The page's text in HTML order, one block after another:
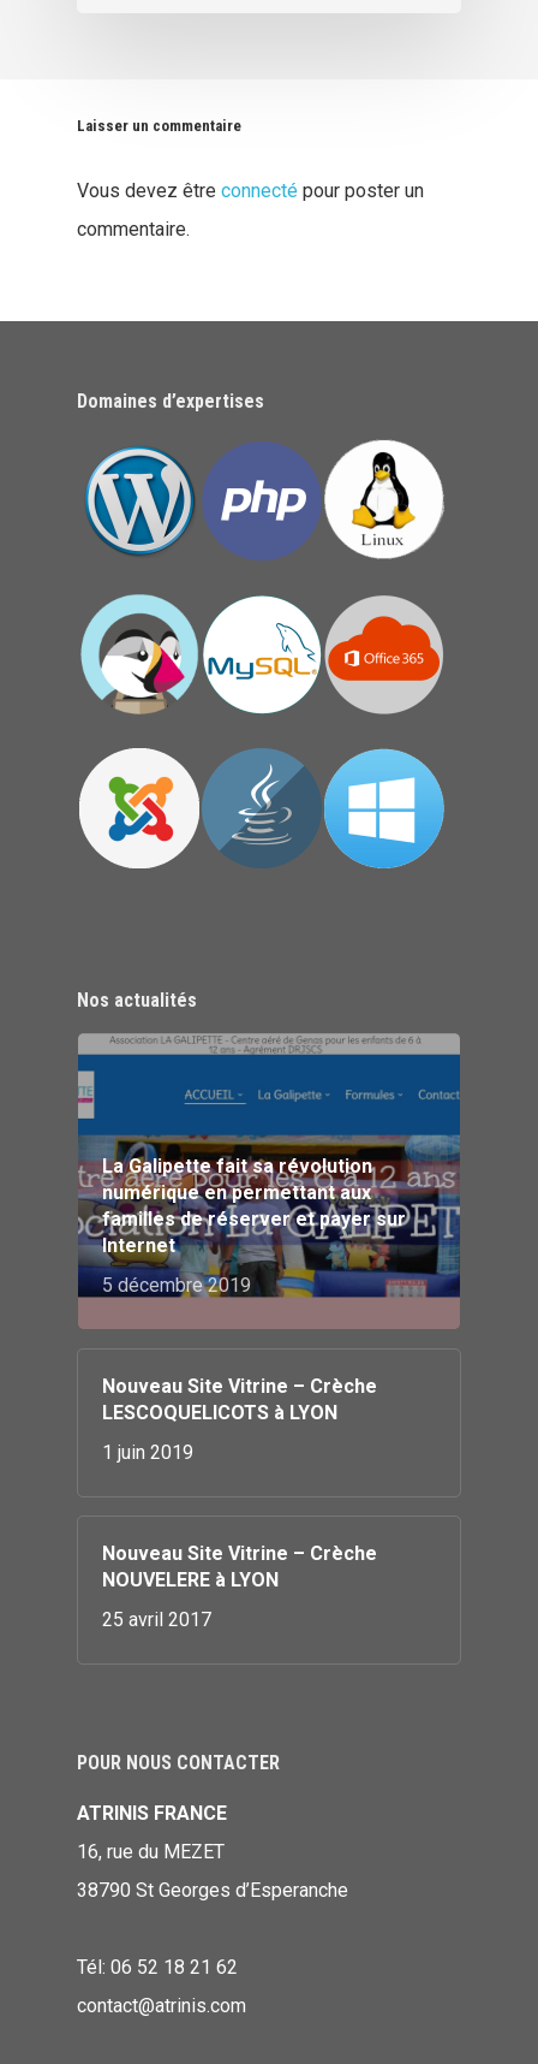
Laisser un commentaire
Vous devez être connecté pour poster un
commentaire.
Domaines d’expertises
Nos actualités
La Galipette fait sa révolution
numérique en permettant aux
familles de réserver et payer sur
Internet
5 décembre 2019
Nouveau Site Vitrine – Crèche
LESCOQUELICOTS à LYON
1 juin 2019
Nouveau Site Vitrine – Crèche
NOUVELERE à LYON
25 avril 2017
POUR NOUS CONTACTER
ATRINIS FRANCE
16, rue du MEZET
38790 St Georges d’Esperanche
Tél: 06 52 18 21 62
contact@atrinis.com